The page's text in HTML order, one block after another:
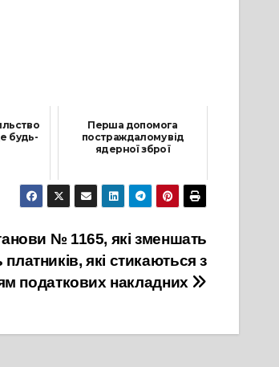
будь-
Перша допомога
постраждалому від
ядерної зброї
5 Жовтня, 2022
№ 1165, які зменшать
платників, які стикаються з
податкових накладних